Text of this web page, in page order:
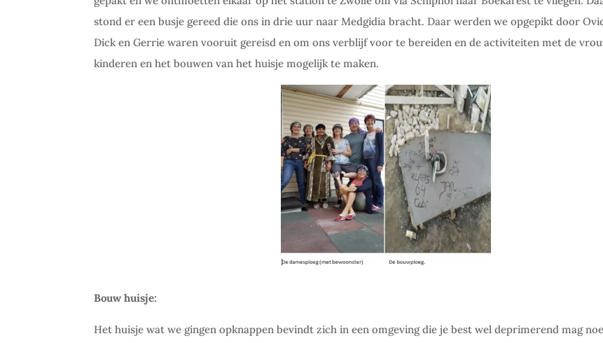
stond er een busje gereed die ons in drie uur naar Medgidia bracht. Daar werden we opgepikt door
Dick en Gerrie waren vooruit gereisd en om ons verblijf voor te bereiden en de activiteiten met de
kinderen en het bouwen van het huisje mogelijk te maken.
Bouw huisje:
Het huisje wat we gingen opknappen bevindt zich in een omgeving die je best wel deprimerend mag